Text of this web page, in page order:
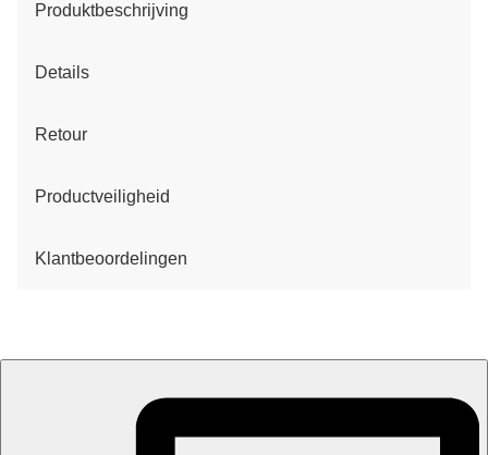
Produktbeschrijving
Details
Retour
Productveiligheid
Klantbeoordelingen